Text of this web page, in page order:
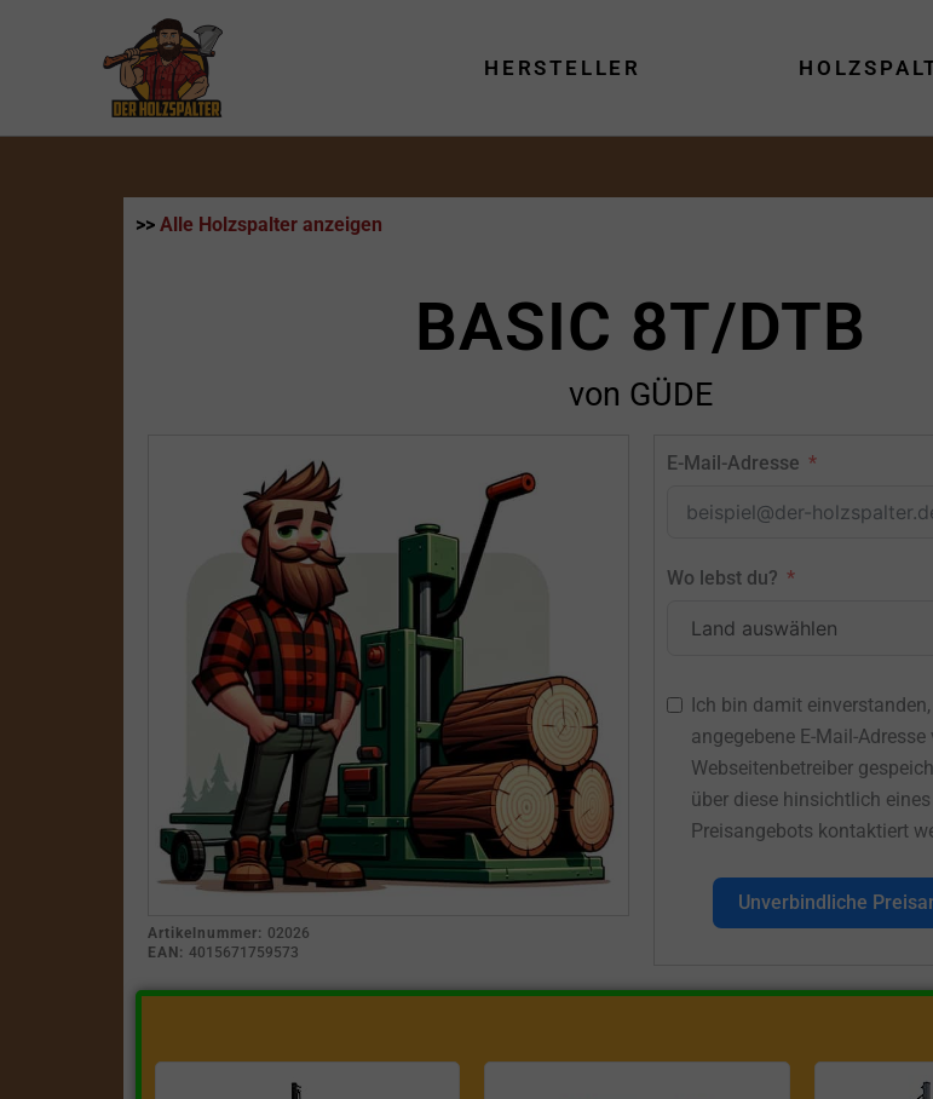
HERSTELLER
>> Alle Holzspalter anzeigen
BASIC 8T/DTB
von GÜDE
Artikelnummer: 02026
EAN: 4015671759573
E-Mail-Adresse
Wo lebst du?
Ich bin damit
angegebene E-Mail-Adresse
Webseitenbetreiber
über diese hinsichtlich
Preisangebots kontaktiert
Unverbindliche